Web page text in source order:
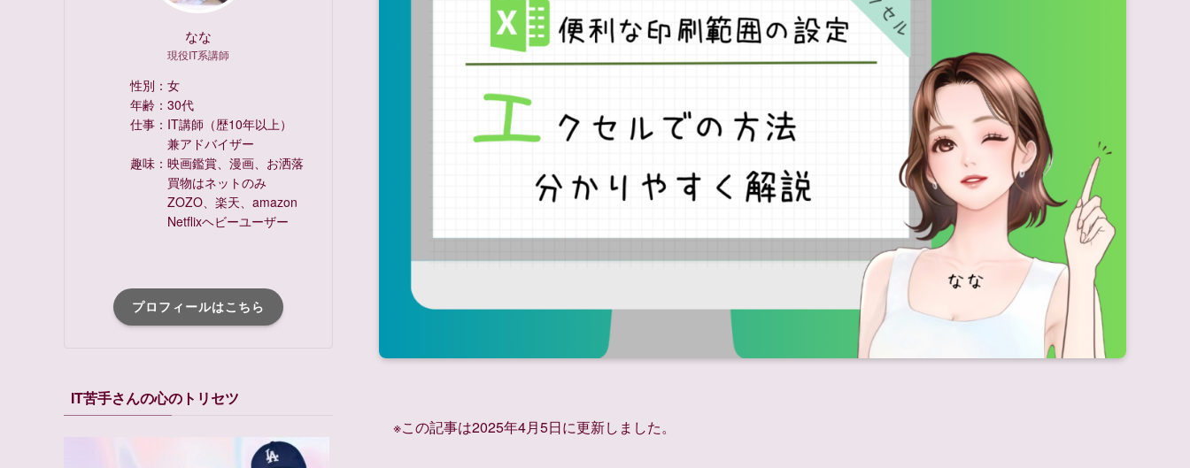
※この記事は2025年4月5日に更新しました。
なな
現役IT系講師
性別：女
年齢：30代
仕事：IT講師（歴10年以上）
兼アドバイザー
趣味：映画鑑賞、漫画、お洒落
買物はネットのみ
ZOZO、楽天、amazon
Netflixヘビーユーザー
プロフィールはこちら
IT苦手さんの心のトリセツ